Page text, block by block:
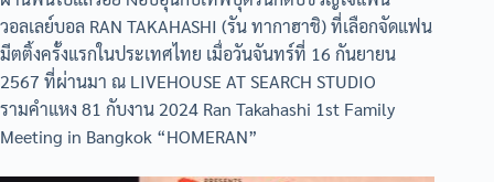
วอลเลย์บอล RAN TAKAHASHI (รัน ทากาฮาชิ) ที่เลือกจัดแฟน
มีตติ้งครั้งแรกในประเทศไทย เมื่อวันจันทร์ที่ 16 กันยายน
2567 ที่ผ่านมา ณ LIVEHOUSE AT SEARCH STUDIO
รามคำแหง 81 กับงาน 2024 Ran Takahashi 1st Family
Meeting in Bangkok “HOMERAN”